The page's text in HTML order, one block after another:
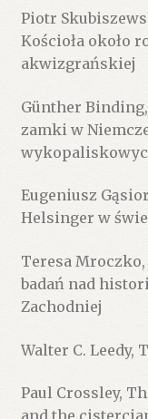
Piotr
Kościoła około
akwizgrańskiej
Günther
zamki w
Eugeniusz
Helsinger w
Teresa
badań nad
Zachodniej
Walter C. Leedy,
Paul Crossley,